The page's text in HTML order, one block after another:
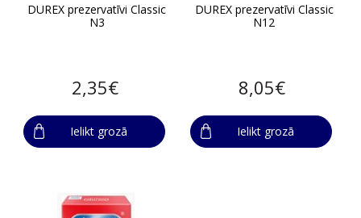
DUREX prezervatīvi Classic
N3
2,35€
Ielikt grozā
DUREX prezervatīvi Classic
N12
8,05€
Ielikt grozā